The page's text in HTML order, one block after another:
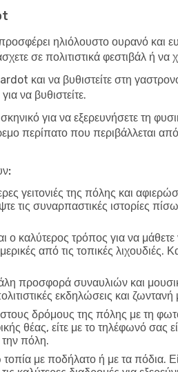
ηλιόλουστο ουρανό και
σε πολιτιστικά φεστιβάλ ή
και να βυθιστείτε στη
να βυθιστείτε.
για να εξερευνήσετε τη
περίπατο που περιβάλλεται
γειτονιές της πόλης και
τις συναρπαστικές ιστορίες
ο καλύτερος τρόπος για να
από τις τοπικές
προσφορά συναυλιών και
εκδηλώσεις και
στους δρόμους της πόλης με τη
θέας, είτε με το τηλέφωνό
την πόλη.
με ποδήλατο ή με τα πόδια.